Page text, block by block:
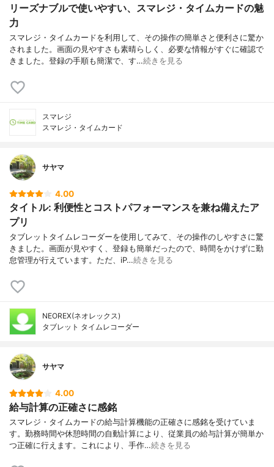
リーズナブルで使いやすい、スマレジ・タイムカードの魅
力
スマレジ・タイムカードを利用して、その操作の簡単さと便利さに驚か
されました。画面の見やすさも素晴らしく、必要な情報がすぐに確認で
きました。登録の手順も簡潔で、す…続きを見る
スマレジ
スマレジ・タイムカード
サヤマ
4.00
タイトル: 利便性とコストパフォーマンスを兼ね備えたア
プリ
タブレットタイムレコーダーを使用してみて、その操作のしやすさに驚
きました。画面が見やすく、登録も簡単だったので、時間をかけずに勤
怠管理が行えています。ただ、iP…続きを見る
NEOREX(ネオレックス)
タブレット タイムレコーダー
サヤマ
4.00
給与計算の正確さに感銘
スマレジ・タイムカードの給与計算機能の正確さに感銘を受けていま
す。勤務時間や休憩時間の自動計算により、従業員の給与計算が簡単か
つ正確に行えます。これにより、手作…続きを見る